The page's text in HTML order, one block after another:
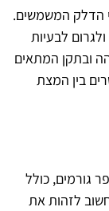
הדלק המשמשים.
לבעיות
ובתקן המתאים
בין המצת
גורמים, כולל
לזהות את